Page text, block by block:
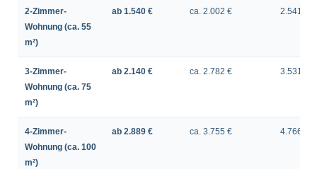
2-Zimmer-
Wohnung (ca. 55
m²)
ab 1.540 € ca. 2.002 € 2.541 €
3-Zimmer-
Wohnung (ca. 75
m²)
ab 2.140 € ca. 2.782 € 3.531 €
4-Zimmer-
Wohnung (ca. 100
m²)
ab 2.889 € ca. 3.755 € 4.766 €